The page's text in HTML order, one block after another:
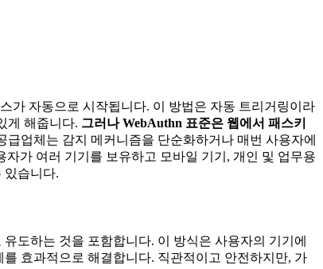
가 자동으로 시작됩니다. 이 방법은 자동 트리거링이라
게 해줍니다. 그러나 WebAuthn 표준은 웹에서 패스키
급업체는 감지 메커니즘을 단순화하거나 매번 사용자에
가 여러 기기를 보유하고 모바일 기기, 개인 및 업무용
있습니다.
도하는 것을 포함합니다. 이 방식은 사용자의 기기에
효과적으로 해결합니다. 직관적이고 안전하지만, 가